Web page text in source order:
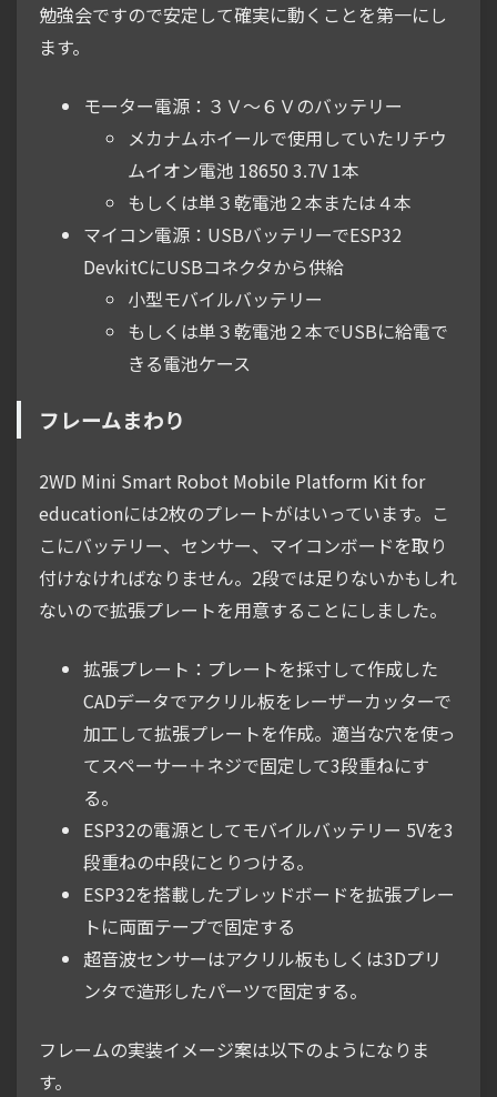
勉強会ですので安定して確実に動くことを第一にし
ます。
モーター電源：３Ｖ～６Ｖのバッテリー
メカナムホイールで使用していたリチウ
ムイオン電池 18650 3.7V 1本
もしくは単３乾電池２本または４本
マイコン電源：USBバッテリーでESP32
DevkitCにUSBコネクタから供給
小型モバイルバッテリー
もしくは単３乾電池２本でUSBに給電で
きる電池ケース
フレームまわり
2WD Mini Smart Robot Mobile Platform Kit for
educationには2枚のプレートがはいっています。こ
こにバッテリー、センサー、マイコンボードを取り
付けなければなりません。2段では足りないかもしれ
ないので拡張プレートを用意することにしました。
拡張プレート：プレートを採寸して作成した
CADデータでアクリル板をレーザーカッターで
加工して拡張プレートを作成。適当な穴を使っ
てスペーサー＋ネジで固定して3段重ねにす
る。
ESP32の電源としてモバイルバッテリー 5Vを3
段重ねの中段にとりつける。
ESP32を搭載したブレッドボードを拡張プレー
トに両面テープで固定する
超音波センサーはアクリル板もしくは3Dプリ
ンタで造形したパーツで固定する。
フレームの実装イメージ案は以下のようになりま
す。